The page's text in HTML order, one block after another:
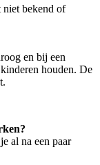
bekend of
en bij een
houden. De
al na een paar